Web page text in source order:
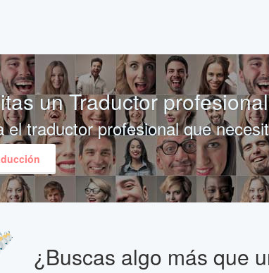
un Traductor
el traductor profesional que
¿Buscas algo más que